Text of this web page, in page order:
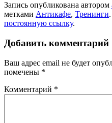
Запись опубликована автором
метками Антикафе, Тренинги
постоянную ссылку.
Добавить комментарий
Ваш адрес email не будет
помечены *
Комментарий *